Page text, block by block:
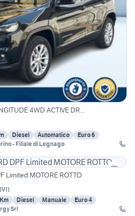
4WD ACTIVE DR...
Diesel Automatico
Euro 6
- Filiale di Legnago
Limited MOTORE ROTTO
(VI)
Diesel Manuale
Euro 4
Srl